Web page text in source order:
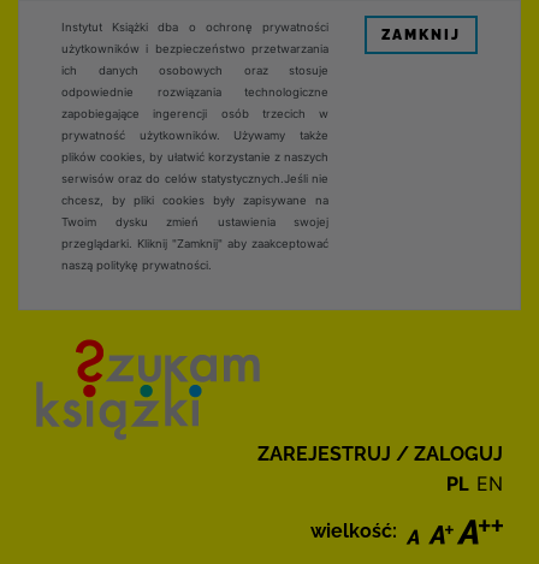
Instytut Książki dba o ochronę prywatności
użytkowników i bezpieczeństwo przetwarzania
ich danych osobowych oraz stosuje
odpowiednie rozwiązania technologiczne
zapobiegające ingerencji osób trzecich w
prywatność użytkowników. Używamy także
plików cookies, by ułatwić korzystanie z naszych
serwisów oraz do celów statystycznych.Jeśli nie
chcesz, by pliki cookies były zapisywane na
Twoim dysku zmień ustawienia swojej
przeglądarki. Kliknij "Zamknij" aby zaakceptować
naszą politykę prywatności.
ZAMKNIJ
ZAREJESTRUJ / ZALOGUJ
PL EN
wielkość: